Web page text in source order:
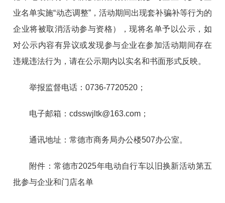
业名单实施“动态调整”，活动期间出现套补骗补等行为的
企业将被取消活动参与资格），现将名单予以公示，如
对公示内容有异议或发现参与企业在参加活动期间存在
违规违法行为，请在公示期内以实名和书面形式反映。
举报监督电话：0736-7720520；
电子邮箱：cdsswjltk@163.com；
通讯地址：常德市商务局办公楼507办公室。
附件：常德市2025年电动自行车以旧换新活动第五
批参与企业和门店名单